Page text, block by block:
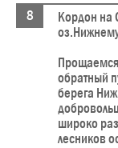
Кордон на
обратный
берега
широко
лесников